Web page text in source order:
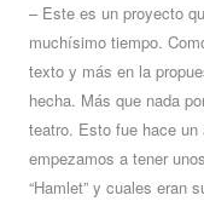
– Este es un proyecto
muchísimo tiempo.
texto y más en la
hecha. Más que nada
teatro. Esto fue hace
empezamos a tener
“Hamlet” y cuales eran